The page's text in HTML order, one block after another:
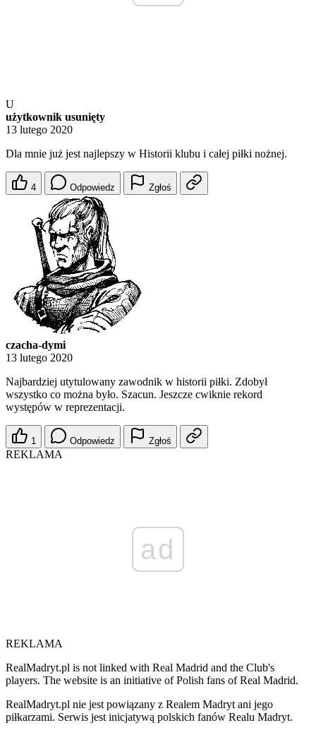
U
użytkownik usunięty
13 lutego 2020
Dla mnie już jest najlepszy w Historii klubu i całej piłki nożnej.
4 Odpowiedz Zgłoś
czacha-dymi
13 lutego 2020
Najbardziej utytulowany zawodnik w historii piłki. Zdobył
wszystko co można było. Szacun. Jeszcze cwiknie rekord
występów w reprezentacji.
1 Odpowiedz Zgłoś
REKLAMA
ad
REKLAMA
RealMadryt.pl is not linked with Real Madrid and the Club's
players. The website is an initiative of Polish fans of Real Madrid.
RealMadryt.pl nie jest powiązany z Realem Madryt ani jego
piłkarzami. Serwis jest inicjatywą polskich fanów Realu Madryt.